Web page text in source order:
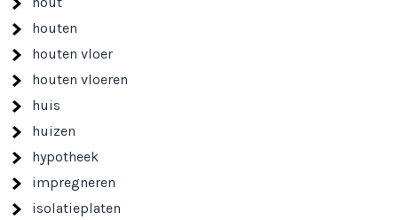
houten
houten vloer
houten vloeren
huis
huizen
hypotheek
impregneren
isolatieplaten